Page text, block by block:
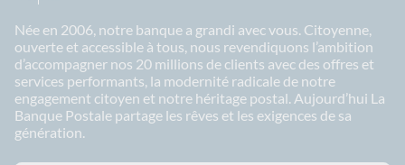
Née en 2006, notre banque a grandi avec vous. Citoyenne,
ouverte et accessible à tous, nous revendiquons l’ambition
d’accompagner nos 20 millions de clients avec des offres et
services performants, la modernité radicale de notre
engagement citoyen et notre héritage postal. Aujourd’hui La
Banque Postale partage les rêves et les exigences de sa
génération.